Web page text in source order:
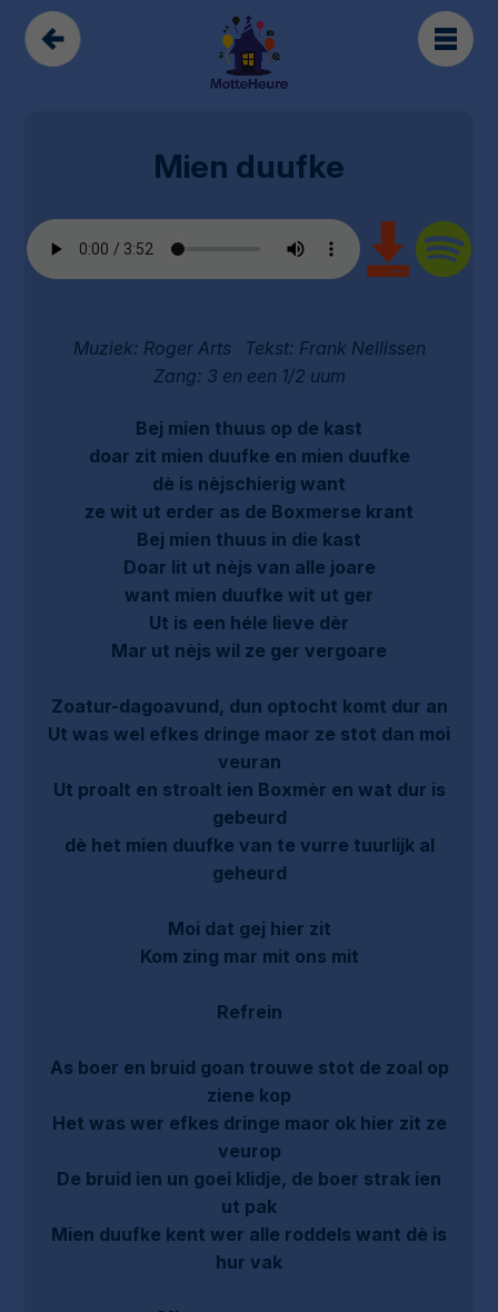
Mien duufke
Muziek: Roger Arts Tekst: Frank Nellissen
Zang: 3 en een 1/2 uum
Bej mien thuus op de kast
doar zit mien duufke en mien duufke
dè is nèjschierig want
ze wit ut erder as de Boxmerse krant
Bej mien thuus in die kast
Doar lit ut nèjs van alle joare
want mien duufke wit ut ger
Ut is een héle lieve dèr
Mar ut nèjs wil ze ger vergoare
Zoatur-dagoavund, dun optocht komt dur an
Ut was wel efkes dringe maor ze stot dan moi
veuran
Ut proalt en stroalt ien Boxmèr en wat dur is
gebeurd
dè het mien duufke van te vurre tuurlijk al
geheurd
Moi dat gej hier zit
Kom zing mar mit ons mit
Refrein
As boer en bruid goan trouwe stot de zoal op
ziene kop
Het was wer efkes dringe maor ok hier zit ze
veurop
De bruid ien un goei klidje, de boer strak ien
ut pak
Mien duufke kent wer alle roddels want dè is
hur vak